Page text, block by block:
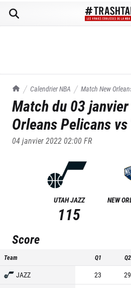
TrashTalk Actu NBA
Calendrier NBA Match New
03/01/2022
Match du 03
Orleans Pelicans vs
04 janvier 2022 02:00FR
UTAH JAZZ
115
NEW
Score
Team Q1 Q2
JAZZ 23 29